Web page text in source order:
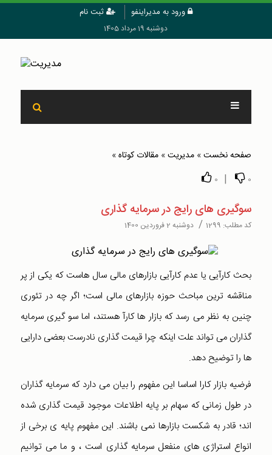
ورود به مدیراینفو ثبت نام
دوشنبه 19 مرداد 1405
صفحه نخست» مدیریت» مقالات کوتاه»
0
|
0
سوگیری های رایج در سرمایه گذاری
کد مطلب: 1299
/ دوشنبه 2 فروردین 1400
بحث کارآیی یا عدم کارآیی بازارهای مالی سال هاست که یکی از پر
مناقشه ترین مباحث حوزه بازارهای مالی است؛ اگر چه در تئوری
چنین به نظر می رسد که بازار ها کارآ هستند، اما سو گیری سرمایه
گذاران می تواند علت اینکه چرا قیمت گذاری نادرست بعضی دارایی
ها را توضیح دهد.
فرضیه بازار کارا اساسا این مفهوم را بیان می دارد که سرمایه گذاران
در طول زمانی که سهام بر پایه اطلاعات موجود قیمت گذاری شده
اند؛ قادر به شکست بازارها نمی باشند. این مفهوم پایه ی برخی از
انواع استراژی های منفعل سرمایه گذاری است ، و ما می توانیم